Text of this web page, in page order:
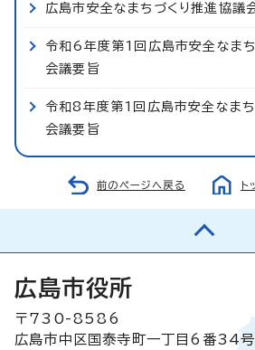
広島市安全なまちづくり推進協議
令和6年度第1回広島市安全なま
会議要旨
令和8年度第1回広島市安全なま
会議要旨
前のページへ戻る ト
広島市役所
〒730-8586
広島市中区国泰寺町一丁目6番34号